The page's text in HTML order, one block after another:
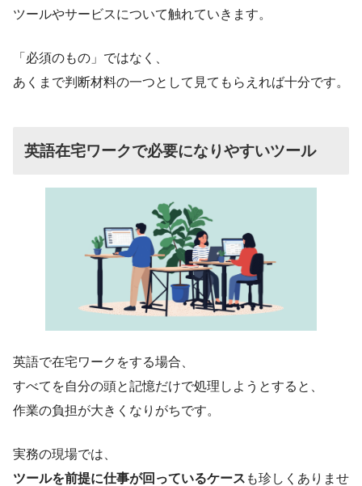
ツールやサービスについて触れていきます。
「必須のもの」ではなく、
あくまで判断材料の一つとして見てもらえれば十分です。
英語在宅ワークで必要になりやすいツール
英語で在宅ワークをする場合、
すべてを自分の頭と記憶だけで処理しようとすると、
作業の負担が大きくなりがちです。
実務の現場では、
ツールを前提に仕事が回っているケース も珍しくありませ